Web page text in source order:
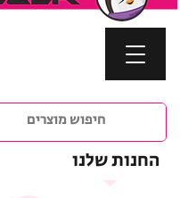
החנות שלנו